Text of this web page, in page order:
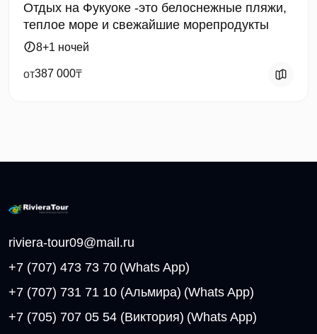
Отдых на Фукуоке -это белоснежные пляжи,
теплое море и свежайшие морепродукты
8+1 ночей
от387 000₸
riviera-tour09@mail.ru
+7 (707) 473 73 70 (Whats App)
+7 (707) 731 71 10 (Альмира) (Whats App)
+7 (705) 707 05 54 (Виктория) (Whats App)